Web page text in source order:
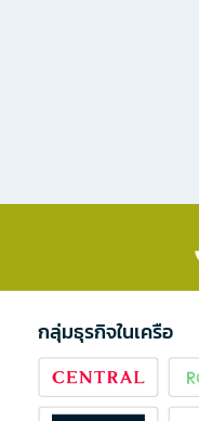
กลุ่มธุรกิจในเครือ